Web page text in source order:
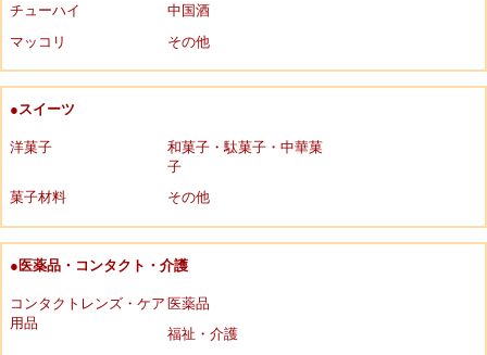
チューハイ
中国酒
マッコリ
その他
●スイーツ
洋菓子
和菓子・駄菓子・中華菓
子
菓子材料
その他
●医薬品・コンタクト・介護
コンタクトレンズ・ケア
用品
医薬品
福祉・介護